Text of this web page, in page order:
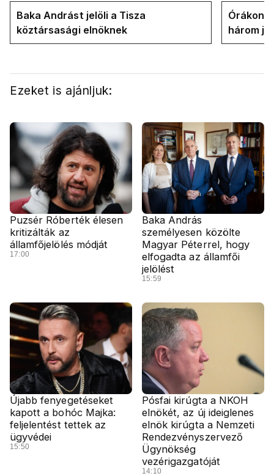
Baka Andrást jelöli a Tisza
köztársasági elnöknek
Órákon
három
államfőt
Ezeket is ajánljuk:
Puzsér Róberték élesen
kritizálták az
államfőjelölés módját
17:00
Baka András
személyesen közölte
Magyar Péterrel, hogy
elfogadta az államfői
jelölést
15:59
Újabb fenyegetéseket
kapott a bohóc Majka:
feljelentést tettek az
ügyvédei
15:50
Pósfai kirúgta a NKOH
elnökét, az új ideiglenes
elnök kirúgta a Nemzeti
Rendezvényszervező
Ügynökség
vezérigazgatóját
14:10